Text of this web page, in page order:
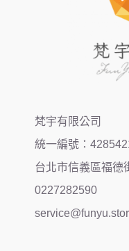
梵宇有限公司
統一編號：
台北市信義區福德
0227282590